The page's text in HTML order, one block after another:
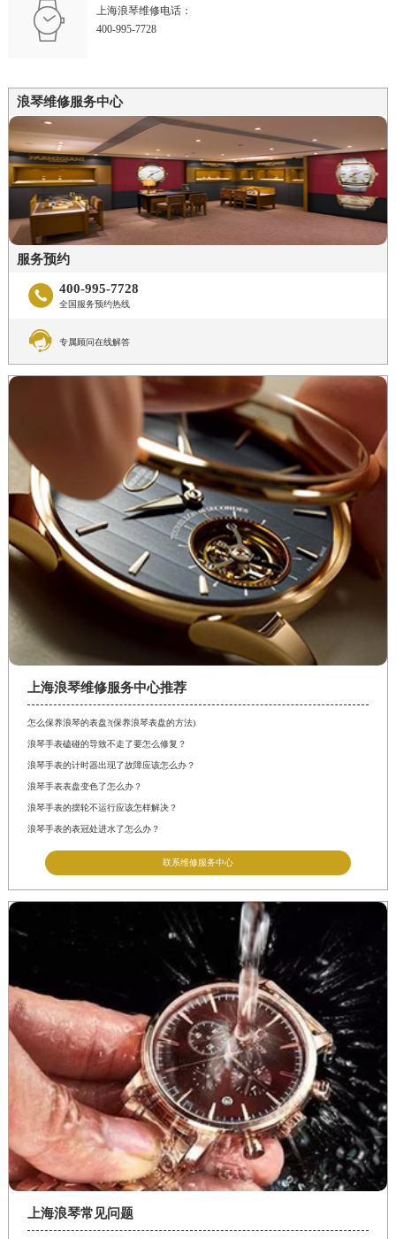
上海浪琴维修电话：
400-995-7728
浪琴维修服务中心
服务预约
 400-995-7728
全国服务预约热线
 专属顾问在线解答
上海浪琴维修服务中心推荐
怎么保养浪琴的表盘?(保养浪琴表盘的方法)
浪琴手表磕碰的导致不走了要怎么修复？
浪琴手表的计时器出现了故障应该怎么办？
浪琴手表表盘变色了怎么办？
浪琴手表的摆轮不运行应该怎样解决？
浪琴手表的表冠处进水了怎么办？
联系维修服务中心
上海浪琴常见问题